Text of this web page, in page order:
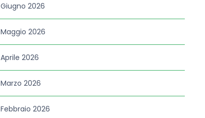
Giugno 2026
Maggio 2026
Aprile 2026
Marzo 2026
Febbraio 2026